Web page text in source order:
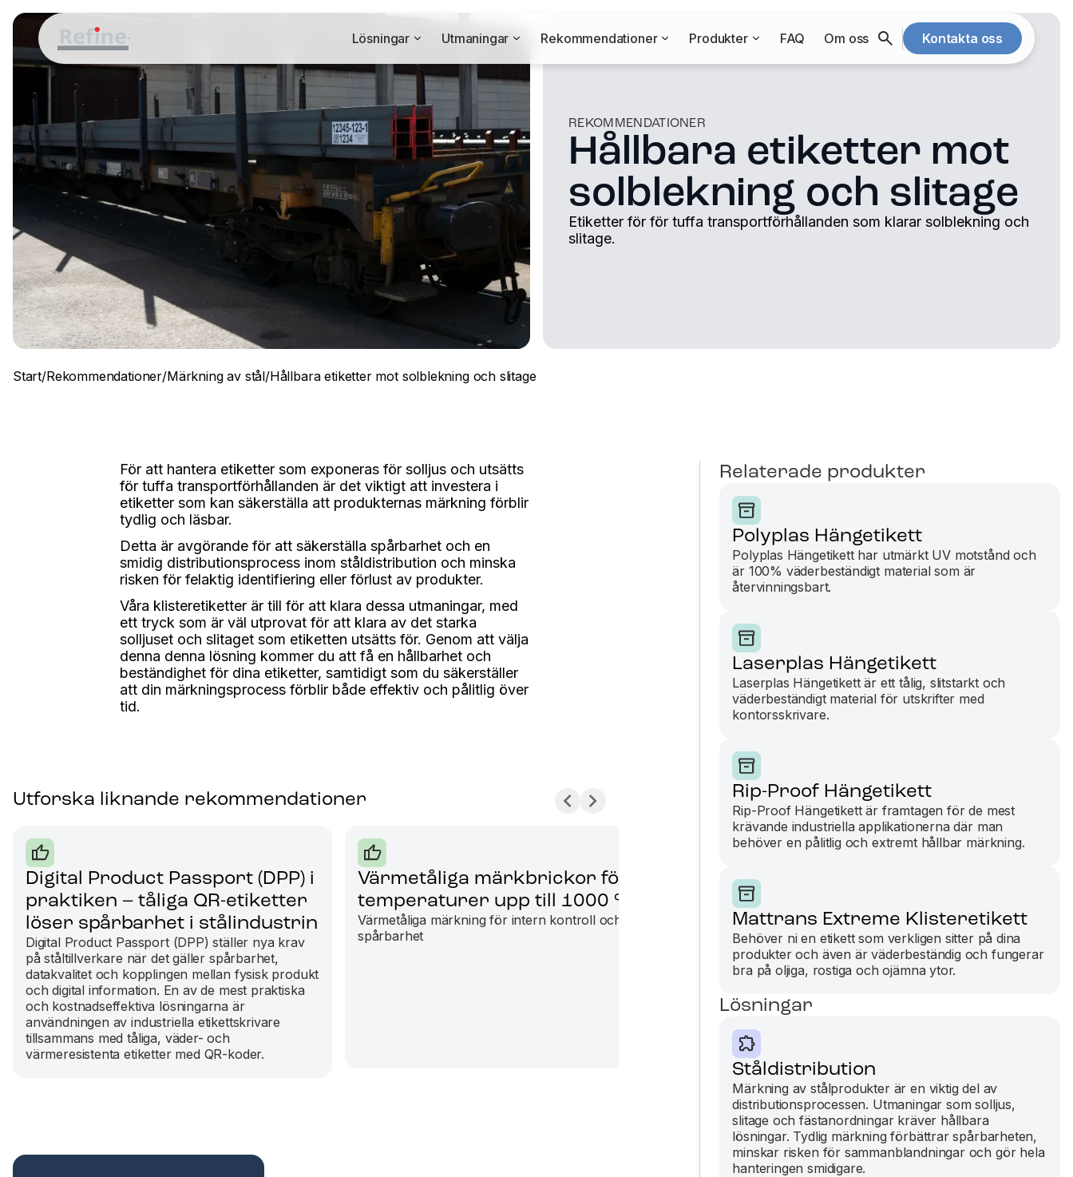
REKOMMENDATIONER
Hållbara etiketter mot
solblekning och slitage
Etiketter för för tuffa transportförhållanden som klarar solblekning och
slitage.
Start/Rekommendationer/Märkning av stål/Hållbara etiketter mot solblekning och slitage
För att hantera etiketter som exponeras för solljus och utsätts
för tuffa transportförhållanden är det viktigt att investera i
etiketter som kan säkerställa att produkternas märkning förblir
tydlig och läsbar.
Detta är avgörande för att säkerställa spårbarhet och en
smidig distributionsprocess inom ståldistribution och minska
risken för felaktig identifiering eller förlust av produkter.
Våra klisteretiketter är till för att klara dessa utmaningar, med
ett tryck som är väl utprovat för att klara av det starka
solljuset och slitaget som etiketten utsätts för. Genom att välja
denna denna lösning kommer du att få en hållbarhet och
beständighet för dina etiketter, samtidigt som du säkerställer
att din märkningsprocess förblir både effektiv och pålitlig över
tid.
Utforska liknande rekommendationer
Digital Product Passport (DPP) i
praktiken – tåliga QR-etiketter
löser spårbarhet i stålindustrin
Digital Product Passport (DPP) ställer nya krav
på ståltillverkare när det gäller spårbarhet,
datakvalitet och kopplingen mellan fysisk produkt
och digital information. En av de mest praktiska
och kostnadseffektiva lösningarna är
användningen av industriella etikettskrivare
tillsammans med tåliga, väder- och
värmeresistenta etiketter med QR-koder.
Värmetåliga märkbrickor för
temperaturer upp till 1000 °C
Värmetåliga märkning för intern kontroll och
spårbarhet
Typskyltar och maskinskyltar
med QR kod
Typskyltar och maskinskyltar som är tydliga och
lättlästa med QR koder. Det är självklart viktigt att
typskyltarna ska vara enkla att montera på dina
industrimaskiner för att arbetet ska vara så
miljöer
Relaterade produkter
Polyplas Hängetikett
Polyplas Hängetikett har utmärkt UV motstånd och
är 100% väderbeständigt material som är
återvinningsbart.
Laserplas Hängetikett
Laserplas Hängetikett är ett tålig, slitstarkt och
väderbeständigt material för utskrifter med
kontorsskrivare.
Rip-Proof Hängetikett
Rip-Proof Hängetikett är framtagen för de mest
krävande industriella applikationerna där man
behöver en pålitlig och extremt hållbar märkning.
Mattrans Extreme Klisteretikett
Behöver ni en etikett som verkligen sitter på dina
produkter och även är väderbeständig och fungerar
bra på oljiga, rostiga och ojämna ytor.
Lösningar
Ståldistribution
Märkning av stålprodukter är en viktig del av
distributionsprocessen. Utmaningar som solljus,
slitage och fästanordningar kräver hållbara
lösningar. Tydlig märkning förbättrar spårbarheten,
minskar risken för sammanblandningar och gör hela
hanteringen smidigare.‍
Lösningar Utmaningar Rekommendationer Produkter FAQ Om oss Kontakta oss